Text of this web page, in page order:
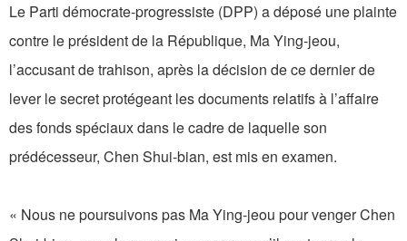
Le Parti démocrate-progressiste (DPP) a déposé une plainte
contre le président de la République, Ma Ying-jeou,
l’accusant de trahison, après la décision de ce dernier de
lever le secret protégeant les documents relatifs à l’affaire
des fonds spéciaux dans le cadre de laquelle son
prédécesseur, Chen Shui-bian, est mis en examen.
« Nous ne poursuivons pas Ma Ying-jeou pour venger Chen